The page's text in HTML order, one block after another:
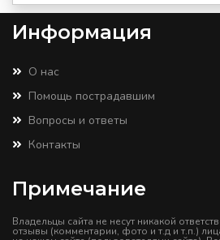
Информация
О нас
Помощь пострадавшим
Вопросы и ответы
Контакты
Примечание
Владельцы сайта не несут никакой
отзывы (комментарии, фото и т.д и т.п.)